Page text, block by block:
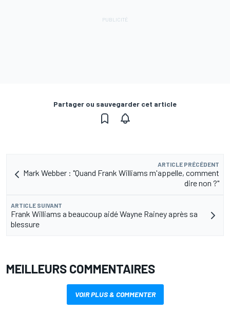
Partager ou sauvegarder cet article
ARTICLE PRÉCÉDENT
Mark Webber : "Quand Frank Williams m'appelle, comment
dire non ?"
ARTICLE SUIVANT
Frank Williams a beaucoup aidé Wayne Rainey après sa
blessure
MEILLEURS COMMENTAIRES
VOIR PLUS & COMMENTER